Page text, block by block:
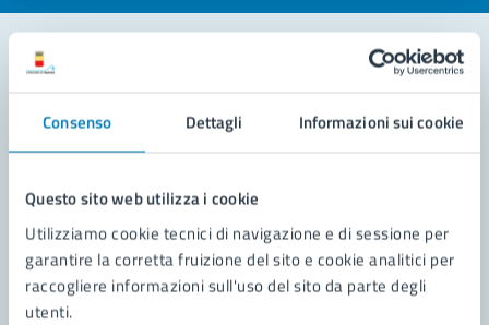
Consenso Dettagli Informazioni sui cookie
Questo sito web utilizza i cookie
Utilizziamo cookie tecnici di navigazione e di sessione per
garantire la corretta fruizione del sito e cookie analitici per
raccogliere informazioni sull'uso del sito da parte degli
utenti.
Leggi le domande frequenti
Richiedi assistenza
Prenota appuntamento
Problemi in città